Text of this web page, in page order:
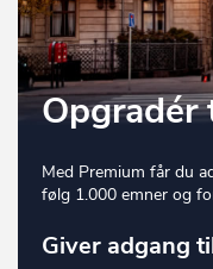
Opgradér
Med Premium får du
følg 1.000 emner og
Giver adgang